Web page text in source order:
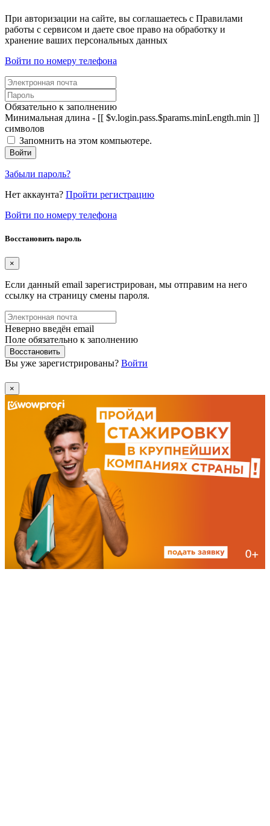
При авторизации на сайте, вы соглашаетесь с Правилами
работы с сервисом и даете свое право на обработку и
хранение ваших персональных данных
Войти по номеру телефона
Обязательно к заполнению
Минимальная длина - [[ $v.login.pass.$params.minLength.min ]]
символов
Запомнить на этом компьютере.
Войти
Забыли пароль?
Нет аккаунта? Пройти регистрацию
Войти по номеру телефона
Восстановить пароль
×
Если данный email зарегистрирован, мы отправим на него
ссылку на страницу смены пароля.
Неверно введён email
Поле обязательно к заполнению
Восстановить
Вы уже зарегистрированы? Войти
×